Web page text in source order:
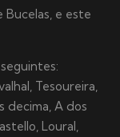
e este
Tesoureira,
decima, A dos
Loural,